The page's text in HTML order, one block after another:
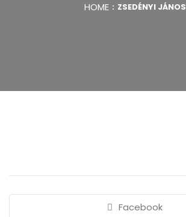
HOME ZSEDÉNYI JÁNOS
Facebook